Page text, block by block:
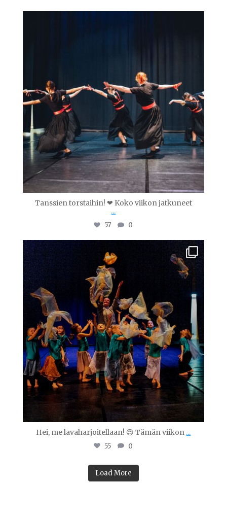
Tanssien torstaihin! ❤ Koko viikon jatkuneet
...
57 0
Marras 23
Hei, me lavaharjoitellaan! 😍 Tämän viikon ...
55 0
Load More